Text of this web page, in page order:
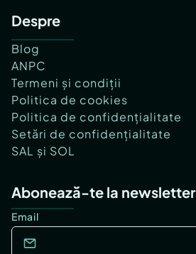
Despre
Blog
ANPC
Termeni și condiții
Politica de cookies
Politica de confidențialitate
Setări de confidențialitate
SAL și SOL
Abonează-te la newsletter
Email